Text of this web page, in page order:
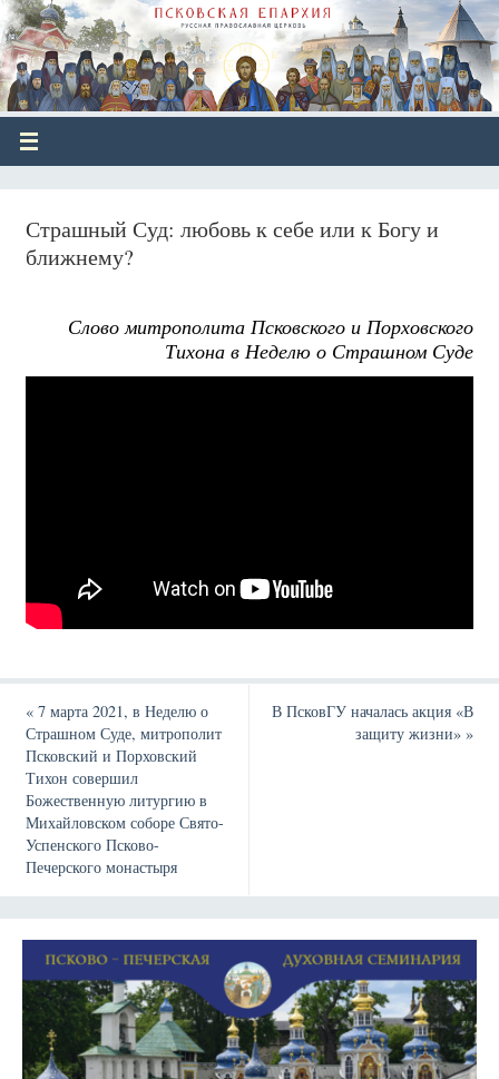
Страшный Суд: любовь к себе или к Богу и
ближнему?
Слово митрополита Псковского и Порховского
Тихона в Неделю о Страшном Суде
«7 марта 2021, в Неделю о
Страшном Суде, митрополит
Псковский и Порховский
Тихон совершил
Божественную литургию в
Михайловском соборе Свято-
Успенского Псково-
Печерского монастыря
В ПсковГУ началась акция «В
защиту жизни»»